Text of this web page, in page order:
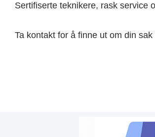
Sertifiserte teknikere, rask service
Ta kontakt for å finne ut om din